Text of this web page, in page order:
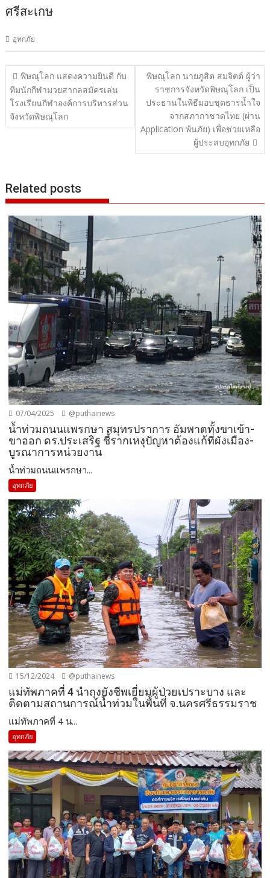
ศรีสะเกษ
อุทกภัย
แนะแนว
เรื่อง
พิษณุโลก แสดงความยินดี กับ
ทีมนักกีฬามวยสากลสมัครเล่น
โรงเรียนกีฬาองค์การบริหารส่วน
จังหวัดพิษณุโลก
พิษณุโลก นายภูสิต สมจิตต์ ผู้ว่า
ราชการจังหวัดพิษณุโลก เป็น
ประธานในพิธีมอบชุดธารน้ำใจ
จากสภากาชาดไทย (ผ่าน
Application พ้นภัย) เพื่อช่วยเหลือ
ผู้ประสบอุทกภัย
Related posts
07/04/2025 @puthainews
น้ำท่วมถนนแพรกษา สมุทรปราการ อัมพาตทั้งขาเข้า-
ขาออก ดร.ประเสริฐ ชี้รากเหงุปัญหาต้องแก้ที่ผังเมือง-
บูรณาการหน่วยงาน
น้ำท่วมถนนแพรกษา...
อุทกภัย
15/12/2024 @puthainews
แม่ทัพภาคที่ 4 นำถุงยังชีพเยี่ยมผู้ป่วยเปราะบาง และ
ติดตามสถานการณ์น้ำท่วมในพื้นที่ จ.นครศรีธรรมราช
แม่ทัพภาคที่ 4 น...
อุทกภัย